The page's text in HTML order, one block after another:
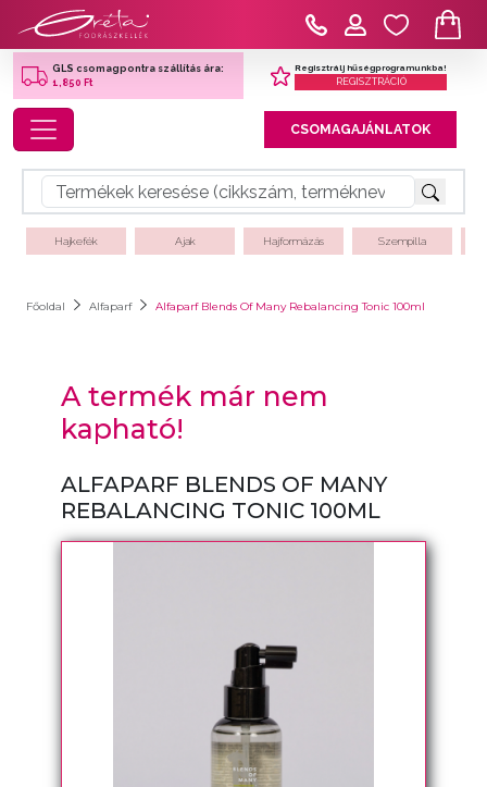
GLS csomagpontra szállítás ára:
1,850 Ft
Regisztrálj hűségprogramunkba!
REGISZTRÁCIÓ
Toggle navigation CSOMAGAJÁNLATOK
Hajkefék Ajak Hajformázás Szempilla
Főoldal Alfaparf Alfaparf Blends Of Many Rebalancing Tonic 100ml
A termék már nem
kapható!
ALFAPARF BLENDS OF MANY
REBALANCING TONIC 100ML